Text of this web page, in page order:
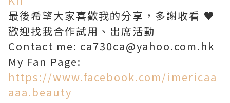
最後希望大家喜歡我的分享，多謝收看 ♥
歡迎找我合作試用、出席活動
Contact me: ca730ca@yahoo.com.hk
My Fan Page:
https://www.facebook.com/imericaa
aaa.beauty